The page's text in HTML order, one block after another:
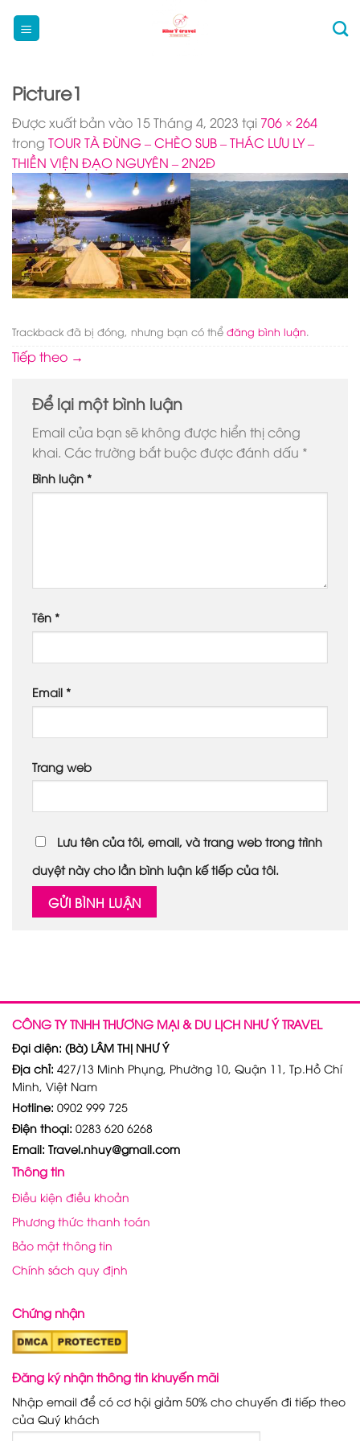
qua
Picture1
Được xuất bản vào 15 Tháng 4, 2023 tại 706 × 264
trong TOUR TÀ ĐÙNG – CHÈO SUB – THÁC LƯU LY –
THIỀN VIỆN ĐẠO NGUYÊN – 2N2Đ
Trackback đã bị đóng, nhưng bạn có thể đăng bình luận.
Tiếp theo →
Để lại một bình luận
Email của bạn sẽ không được hiển thị công
khai. Các trường bắt buộc được đánh dấu *
Bình luận *
Tên *
Email *
Trang web
Lưu tên của tôi, email, và trang web trong trình
duyệt này cho lần bình luận kế tiếp của tôi.
CÔNG TY TNHH THƯƠNG MẠI & DU LỊCH NHƯ Ý TRAVEL
Đại diện: (Bà) LÂM THỊ NHƯ Ý
Địa chỉ: 427/13 Minh Phụng, Phường 10, Quận 11, Tp.Hồ Chí
Minh, Việt Nam
Hotline: 0902 999 725
Điện thoại: 0283 620 6268
Email: Travel.nhuy@gmail.com
Thông tin
Điều kiện điều khoản
Phương thức thanh toán
Bảo mật thông tin
Chính sách quy định
Chứng nhận
Đăng ký nhận thông tin khuyến mãi
Nhập email để có cơ hội giảm 50% cho chuyến đi tiếp theo
của Quý khách